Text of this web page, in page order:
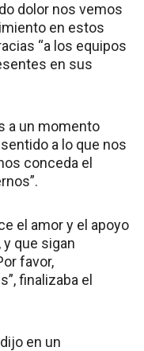
dolor nos vemos
en estos
“a los equipos
en sus
a un momento
a lo que nos
conceda el
el amor y el apoyo
que sigan
favor,
finalizaba el
en un